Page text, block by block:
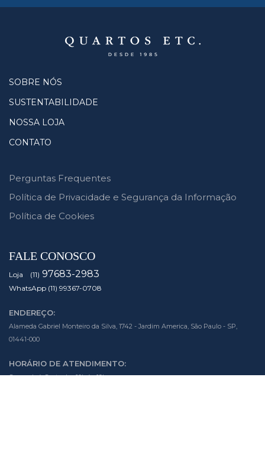
SOBRE NÓS
SUSTENTABILIDADE
NOSSA LOJA
CONTATO
Perguntas Frequentes
Política de Privacidade e Segurança da Informação
Política de Cookies
FALE CONOSCO
Loja (11) 97683-2983
WhatsApp (11) 99367-0708
ENDEREÇO:
Alameda Gabriel Monteiro da Silva, 1742 - Jardim America, São Paulo - SP,
01441-000
HORÁRIO DE ATENDIMENTO:
Segunda à Sexta das 10h às 19h